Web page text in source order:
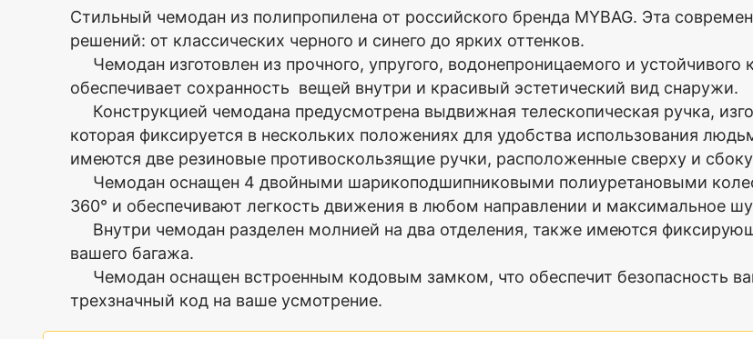
Стильный чемодан из полипропилена от российского бренда MYBAG. Эта
решений: от классических черного и синего до ярких оттенков.
Чемодан изготовлен из прочного, упругого, водонепроницаемого и устойчивого
обеспечивает сохранность вещей внутри и красивый эстетический вид снаружи.
Конструкцией чемодана предусмотрена выдвижная телескопическая ручка,
которая фиксируется в нескольких положениях для удобства использования
имеются две резиновые противоскользящие ручки, расположенные сверху и
Чемодан оснащен 4 двойными шарикоподшипниковыми полиуретановыми
360° и обеспечивают легкость движения в любом направлении и максимальное
Внутри чемодан разделен молнией на два отделения, также имеются
вашего багажа.
Чемодан оснащен встроенным кодовым замком, что обеспечит безопасность
трехзначный код на ваше усмотрение.
объема
Несъёмные,
4шт.
Размеры
колесами,
74х49х30(+4)
ЦветЧерный
(большой)
Модель
PP817
Диагональ,
дюйм
28
Оставить
отзыв
Ваша
оценка
Ваше
имя
Комментарий